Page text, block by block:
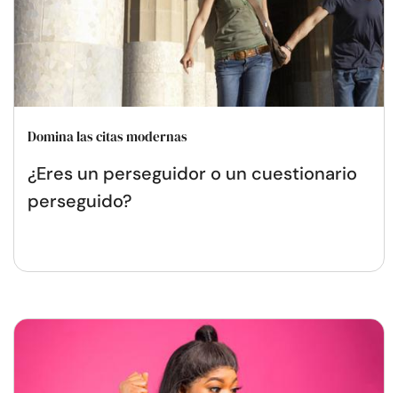
Domina las citas modernas
¿Eres un perseguidor o un cuestionario
perseguido?